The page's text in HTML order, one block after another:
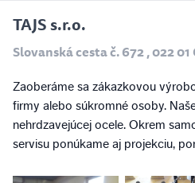
TAJS s.r.o.
Slovanská cesta č. 672 , 022 01
Zaoberáme sa zákazkovou
firmy alebo súkromné osoby.
nehrdzavejúcej ocele. Okrem
servisu ponúkame aj projekciu,